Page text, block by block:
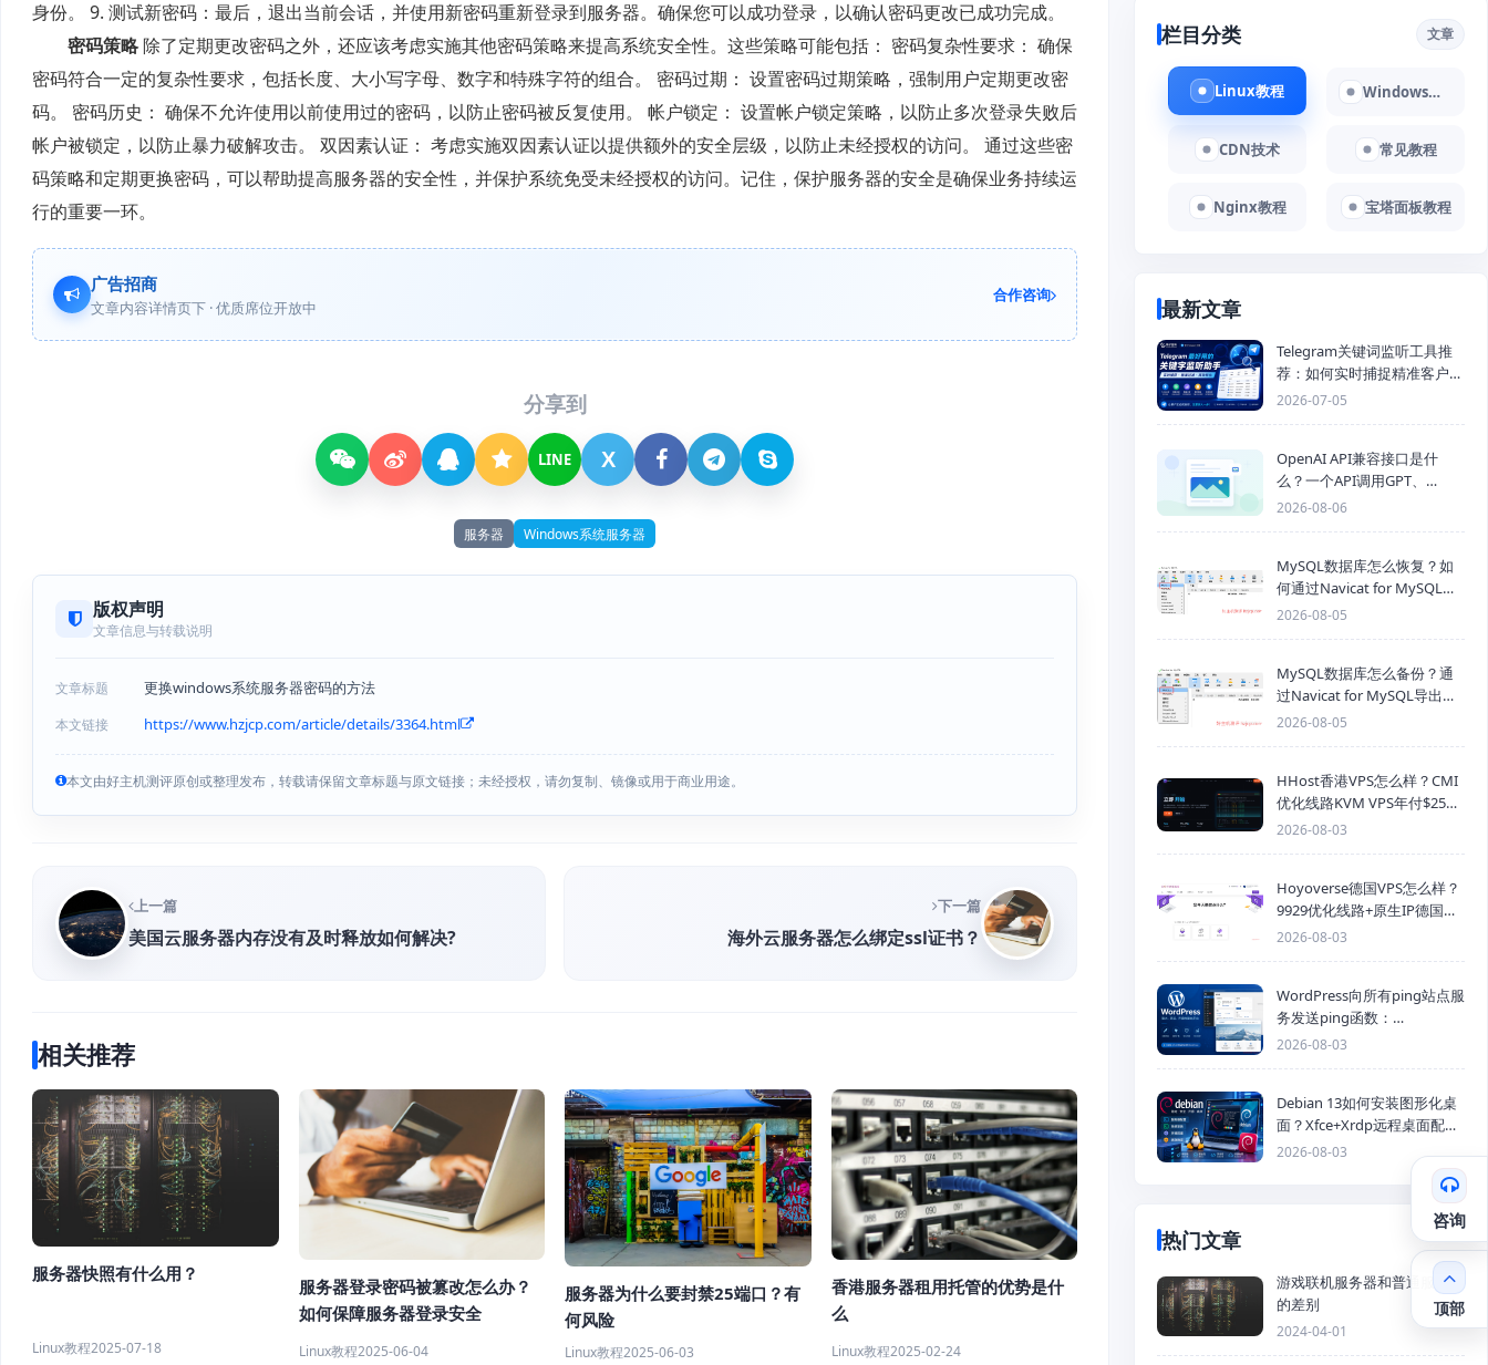
身份。 9. 测试新密码：最后，退出当前会话，并使用新密码重新登录到服务器。确保您可以成功登录，以确认密码更改已成功完成。
密码策略除了定期更改密码之外，还应该考虑实施其他密码策略来提高系统安全性。这些策略可能包括： 密码复杂性要求： 确保
密码符合一定的复杂性要求，包括长度、大小写字母、数字和特殊字符的组合。 密码过期： 设置密码过期策略，强制用户定期更改密
码。 密码历史： 确保不允许使用以前使用过的密码，以防止密码被反复使用。 帐户锁定： 设置帐户锁定策略，以防止多次登录失败后
帐户被锁定，以防止暴力破解攻击。 双因素认证： 考虑实施双因素认证以提供额外的安全层级，以防止未经授权的访问。 通过这些密
码策略和定期更换密码，可以帮助提高服务器的安全性，并保护系统免受未经授权的访问。记住，保护服务器的安全是确保业务持续运
行的重要一环。
广告招商
文章内容详情页下 · 优质席位开放中
合作咨询
分享到
LINE X
服务器 Windows系统服务器
版权声明
文章信息与转载说明
文章标题 更换windows系统服务器密码的方法
本文链接 https://www.hzjcp.com/article/details/3364.html
本文由好主机测评原创或整理发布，转载请保留文章标题与原文链接；未经授权，请勿复制、镜像或用于商业用途。
上一篇
美国云服务器内存没有及时释放如何解决?
下一篇
海外云服务器怎么绑定ssl证书？
相关推荐
服务器快照有什么用？
Linux教程2025-07-18
服务器登录密码被篡改怎么办？
如何保障服务器登录安全
Linux教程2025-06-04
服务器为什么要封禁25端口？有
何风险
Linux教程2025-06-03
香港服务器租用托管的优势是什
么
Linux教程2025-02-24
栏目分类 文章
Linux教程 Windows教程
CDN技术 常见教程
Nginx教程 宝塔面板教程
最新文章
Telegram关键词监听工具推
荐：如何实时捕捉精准客户，
提高获客效率？
2026-07-05
OpenAI API兼容接口是什
么？一个API调用GPT、
Claude、Gemini、DeepSeek
2026-08-06
MySQL数据库怎么恢复？如
何通过Navicat for MySQL导
入SQL备份文件
2026-08-05
MySQL数据库怎么备份？通
过Navicat for MySQL导出
Mysql数据库为SQL格式备份
2026-08-05
HHost香港VPS怎么样？CMI
优化线路KVM VPS年付$25
起，4GB内存优惠套餐
2026-08-03
Hoyoverse德国VPS怎么样？
9929优化线路+原生IP德国
KVM VPS推荐
2026-08-03
WordPress向所有ping站点服
务发送ping函数：
generic_ping
2026-08-03
Debian 13如何安装图形化桌
面？Xfce+Xrdp远程桌面配置
教程
2026-08-03
热门文章
游戏联机服务器和普通服务器
的差别
2024-04-01
咨询
顶部